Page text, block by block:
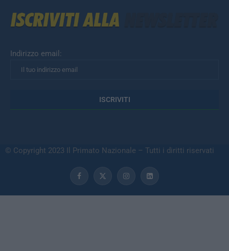
Indirizzo email:
© Copyright 2023 Il Primato Nazionale – Tutti i diritti riservati